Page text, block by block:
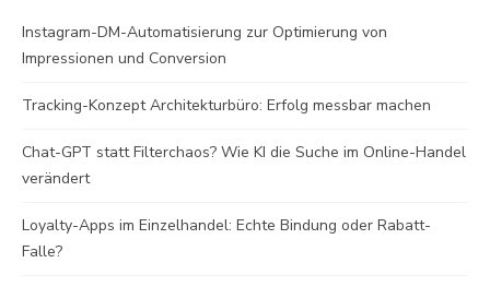
Instagram-DM-Automatisierung zur Optimierung von
Impressionen und Conversion
Tracking-Konzept Architekturbüro: Erfolg messbar machen
Chat-GPT statt Filterchaos? Wie KI die Suche im Online-Handel
verändert
Loyalty-Apps im Einzelhandel: Echte Bindung oder Rabatt-
Falle?